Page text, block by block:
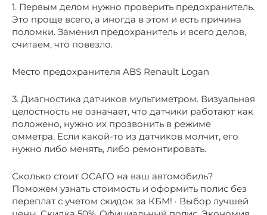
1. Первым делом нужно проверить предохранитель.
Это проще всего, а иногда в этом и есть причина
поломки. Заменил предохранитель и всего делов,
считаем, что повезло.
Место предохранителя ABS Renault Logan
3. Диагностика датчиков мультиметром. Визуальная
целостность не означает, что датчики работают как
положено, нужно их прозвонить в режиме
омметра. Если какой-то из датчиков молчит, его
нужно либо менять, либо ремонтировать.
Сколько стоит ОСАГО на ваш автомобиль?
Поможем узнать стоимость и оформить полис без
переплат с учетом скидок за КБМ! · Выбор лучшей